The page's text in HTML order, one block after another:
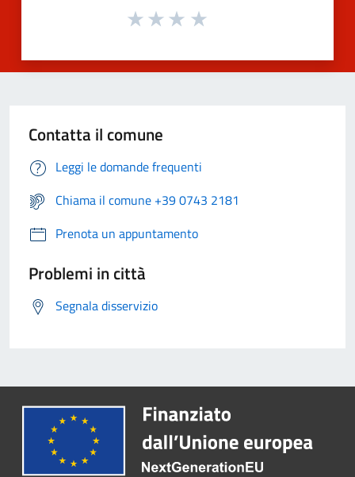
Contatta il comune
Leggi le domande frequenti
Chiama il comune +39 0743 2181
Prenota un appuntamento
Problemi in città
Segnala disservizio